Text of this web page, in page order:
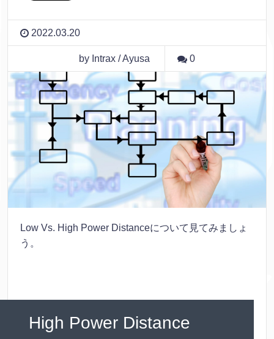
2022.03.20
by Intrax / Ayusa 0
Low Vs. High Power Distanceについて見てみましょ
う。
High Power Distance